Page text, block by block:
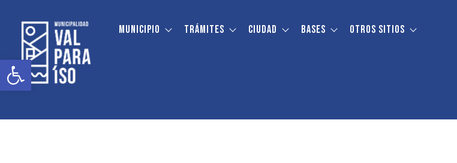
Abrir barra de herramientas
Municipio Trámites Ciudad Bases Otros sitios